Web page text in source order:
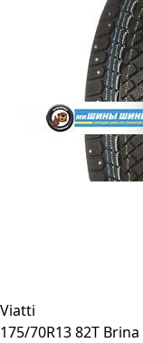
Viatti
175/70R13 82T